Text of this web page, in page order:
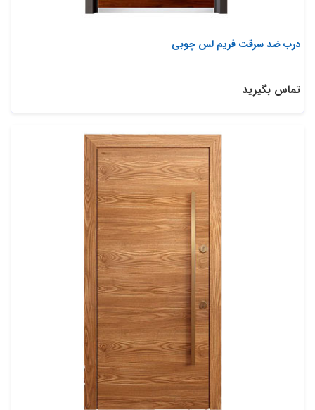
درب ضد سرقت فریم لس چوبی
تماس بگیرید